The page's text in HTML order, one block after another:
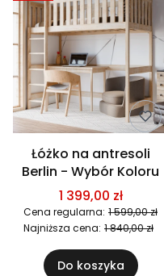
Łóżko na antresoli
Berlin - Wybór Koloru
1 399,00 zł
Cena regularna: 1 599,00 zł
Najniższa cena: 1 840,00 zł
Do koszyka